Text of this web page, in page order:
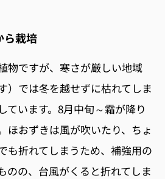
ら栽培
物ですが、寒さが厳しい地域
）では冬を越せずに枯れてしま
ています。8月中旬～霜が降り
ほおずきは風が吹いたり、ちょ
も折れてしまうため、補強用の
のの、台風がくると折れてしま